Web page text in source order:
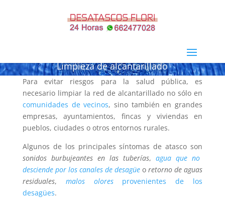
Limpieza de alcantarillado
Para evitar riesgos para la salud pública, es
necesario limpiar la red de alcantarillado no sólo en
comunidades de vecinos, sino también en grandes
empresas, ayuntamientos, fincas y viviendas en
pueblos, ciudades o otros entornos rurales.
Algunos de los principales síntomas de atasco son
sonidos burbujeantes en las tuberías,agua que no
desciende por los canales de desagüe oretorno de aguas
residuales, malos oloresprovenientes de los
desagües.